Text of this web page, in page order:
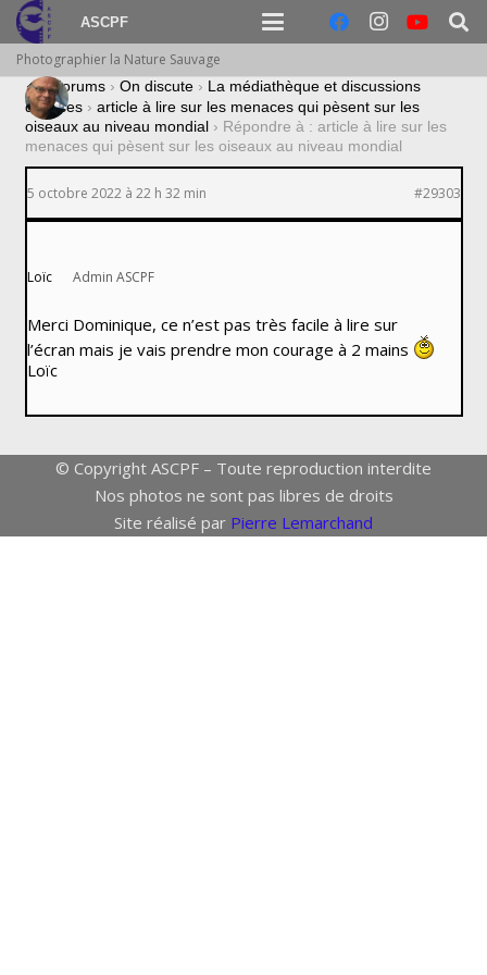
ASCPF
Photographier la Nature Sauvage
› Forums › On discute › La médiathèque et discussions
diverses › article à lire sur les menaces qui pèsent sur les
oiseaux au niveau mondial › Répondre à : article à lire sur les
menaces qui pèsent sur les oiseaux au niveau mondial
5 octobre 2022 à 22 h 32 min #29303
Loïc Admin ASCPF
Merci Dominique, ce n’est pas très facile à lire sur
l’écran mais je vais prendre mon courage à 2 mains
Loïc
© Copyright ASCPF – Toute reproduction interdite
Nos photos ne sont pas libres de droits
Site réalisé par Pierre Lemarchand